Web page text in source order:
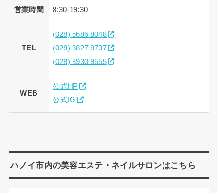
営業時間 8:30-19:30
TEL
(028) 6686 8048
(028) 3827 9737
(028) 3930 9555
WEB
公式HP
公式IG
ハノイ市内の美容エステ・ネイルサロンはこちら